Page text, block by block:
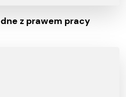
z prawem pracy